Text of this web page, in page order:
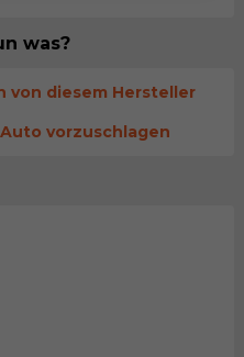
was?
von diesem Hersteller
vorzuschlagen